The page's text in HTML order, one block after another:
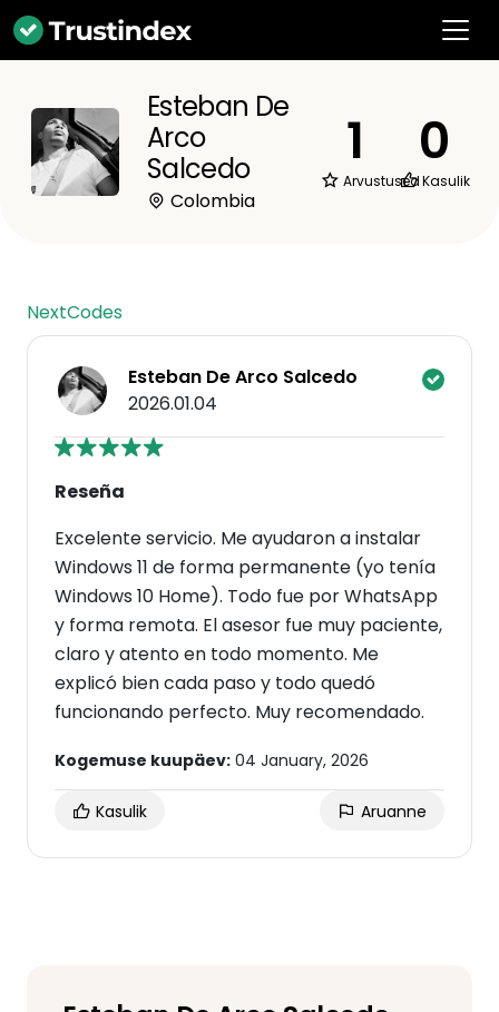
Esteban De
Arco
Salcedo
Colombia
1
Arvustused
0
Kasulik
NextCodes
Esteban De Arco Salcedo
2026.01.04
Reseña
Excelente servicio. Me ayudaron a instalar
Windows 11 de forma permanente (yo tenía
Windows 10 Home). Todo fue por WhatsApp
y forma remota. El asesor fue muy paciente,
claro y atento en todo momento. Me
explicó bien cada paso y todo quedó
funcionando perfecto. Muy recomendado.
Kogemuse kuupäev: 04 January, 2026
Kasulik Aruanne